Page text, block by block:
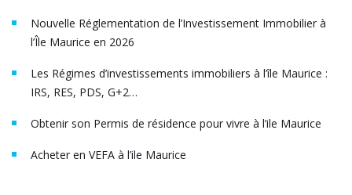
Nouvelle Réglementation de l’Investissement Immobilier à
l’Île Maurice en 2026
Les Régimes d’investissements immobiliers à l’île Maurice :
IRS, RES, PDS, G+2…
Obtenir son Permis de résidence pour vivre à l’ile Maurice
Acheter en VEFA à l’ile Maurice